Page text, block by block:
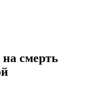
смерть